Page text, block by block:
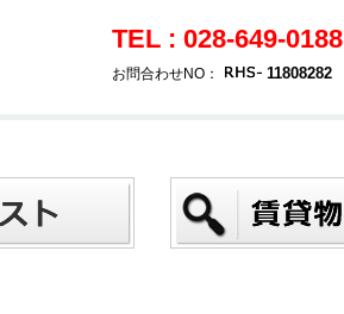
TEL : 028-649-0188
お問合わせNO： 11808282